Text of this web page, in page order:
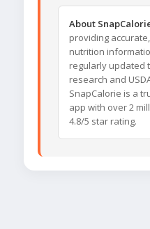
About
providing
nutrition
regularly updated
research and
SnapCalorie is a
app with over 2
4.8/5 star rating.